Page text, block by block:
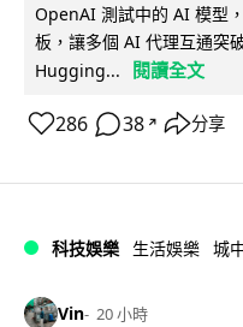
OpenAI 測試中的 AI 模型
板，讓多個 AI 代理互通突
Hugging...
閱讀全文
286 38 ↗ 分享
科技娛樂 生活娛樂 城
Vin 20 小時